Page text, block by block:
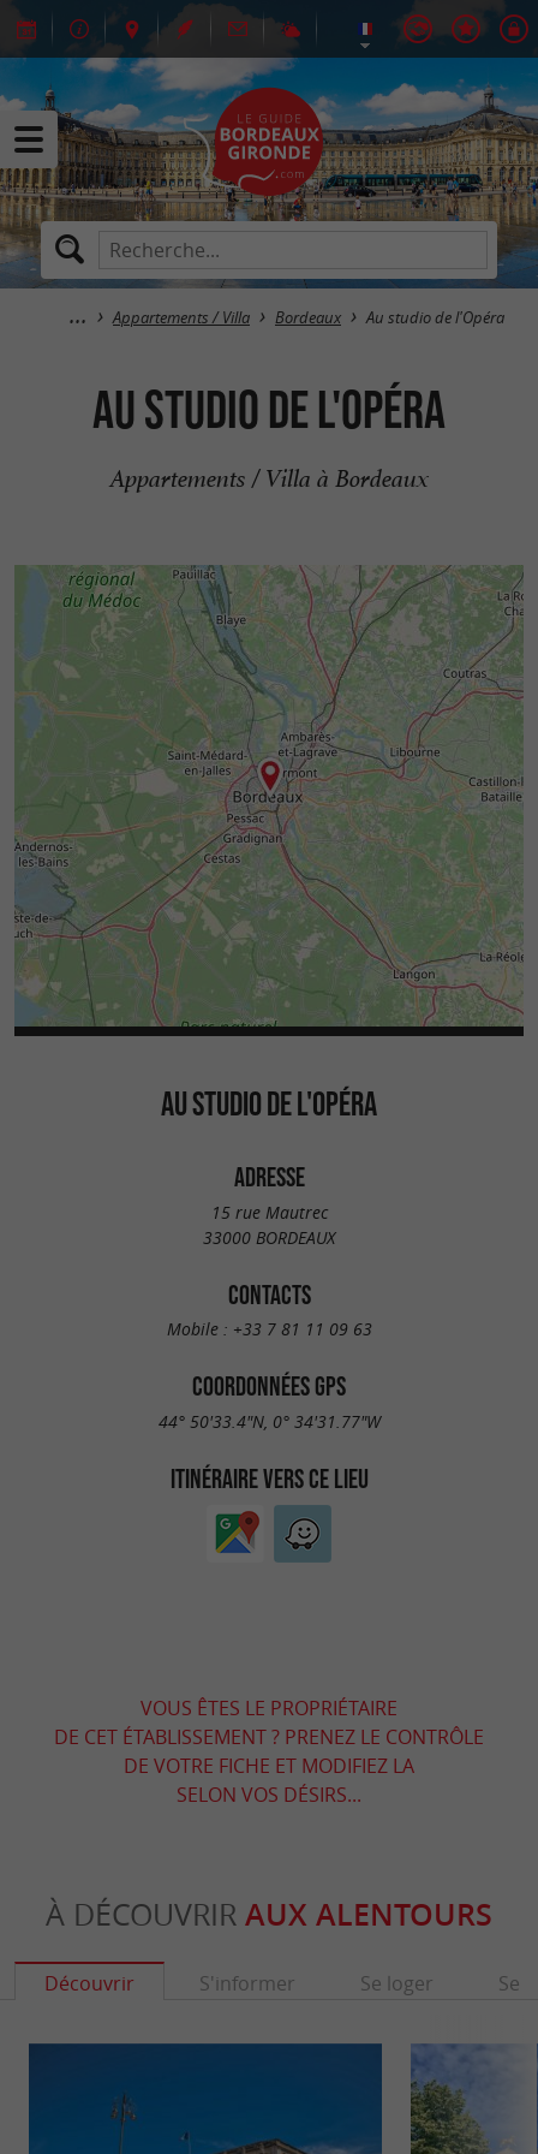
Appartements / Villa Bordeaux Au studio de l'Opéra
Au studio de l'Opéra
Appartements / Villa à Bordeaux
AU STUDIO DE L'OPÉRA
ADRESSE
15 rue Mautrec
33000 BORDEAUX
CONTACTS
Mobile : +33 7 81 11 09 63
COORDONNÉES GPS
44° 50'33.4"N, 0° 34'31.77"W
ITINÉRAIRE VERS CE LIEU
VOUS ÊTES LE PROPRIÉTAIRE
DE CET ÉTABLISSEMENT ? PRENEZ LE CONTRÔLE
DE VOTRE FICHE ET MODIFIEZ LA
SELON VOS DÉSIRS...
À DÉCOUVRIR AUX ALENTOURS
Découvrir S'informer Se loger Se